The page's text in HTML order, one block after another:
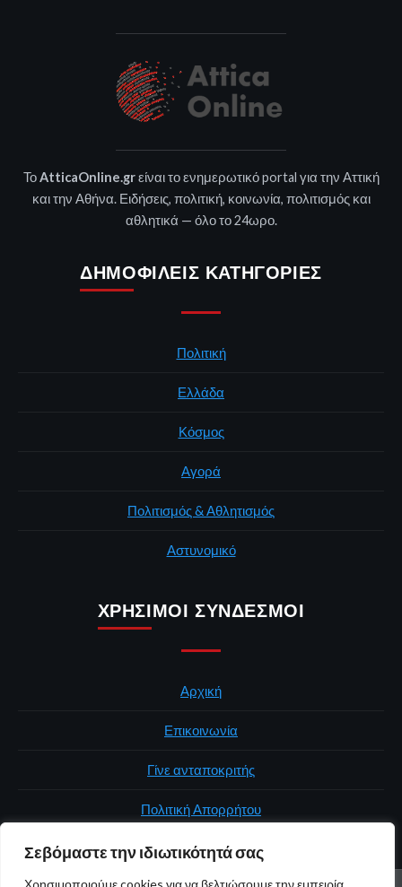
Σεβόμαστε την ιδιωτικότητά σας
Χρησιμοποιούμε cookies για να βελτιώσουμε την εμπειρία
ΤοAtticaOnline.grείναι το ενημερωτικό portal για την Αττική
και την Αθήνα. Ειδήσεις, πολιτική, κοινωνία, πολιτισμός και
αθλητικά — όλο το 24ωρο.
ΔΗΜΟΦΙΛΕΊΣ ΚΑΤΗΓΟΡΊΕΣ
Πολιτική
Ελλάδα
Κόσμος
Αγορά
Πολιτισμός & Αθλητισμός
Αστυνομικό
ΧΡΉΣΙΜΟΙ ΣΎΝΔΕΣΜΟΙ
Αρχική
Επικοινωνία
Γίνε ανταποκριτής
Πολιτική Απορρήτου